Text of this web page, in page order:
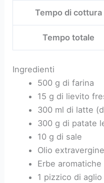
Tempo di cottura
Tempo totale
Ingredienti
500 g di farina
15 g di lievito
300 ml di latte
300 g di patate
10 g di sale
Olio extravergine
Erbe aromatiche
1 pizzico di